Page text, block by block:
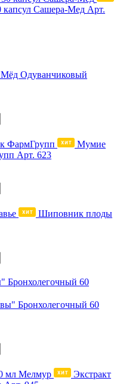
капсул Сашера-Мед Арт.
Мёд Одуванчиковый
Мумие
Арт. 623
Шиповник плоды
Бронхолегочный 60
Экстракт